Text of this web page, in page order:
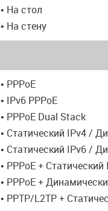
• На стол
• На стену
• PPPoE
• IPv6 PPPoE
• PPPoE Dual Stack
• Статический IPv4 /
• Статический IPv6 /
• PPPoE +
• PPPoE +
• PPTP/L2TP +